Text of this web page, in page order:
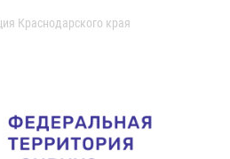
Краснодарского края